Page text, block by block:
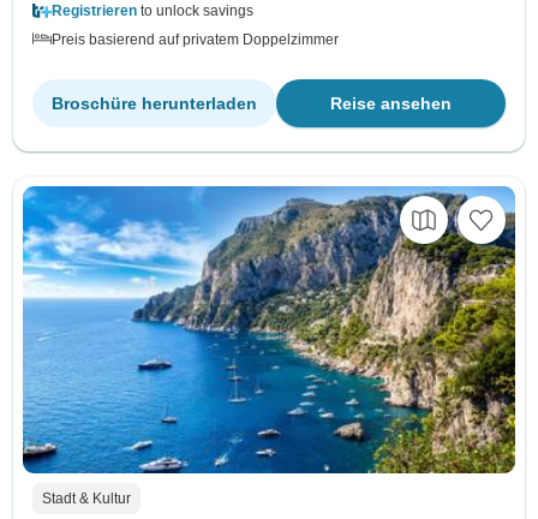
Registrieren to unlock savings
Preis basierend auf privatem Doppelzimmer
Reise ansehen
Broschüre herunterladen
Stadt & Kultur